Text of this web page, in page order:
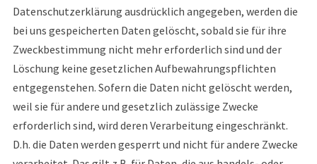
Datenschutzerklärung ausdrücklich angegeben, werden die
bei uns gespeicherten Daten gelöscht, sobald sie für ihre
Zweckbestimmung nicht mehr erforderlich sind und der
Löschung keine gesetzlichen Aufbewahrungspflichten
entgegenstehen. Sofern die Daten nicht gelöscht werden,
weil sie für andere und gesetzlich zulässige Zwecke
erforderlich sind, wird deren Verarbeitung eingeschränkt.
D.h. die Daten werden gesperrt und nicht für andere Zwecke